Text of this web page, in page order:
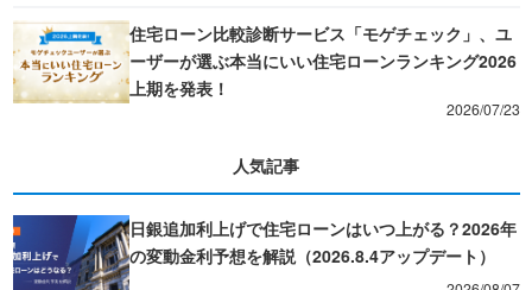
住宅ローン比較診断サービス「モゲチェック」、ユ
ーザーが選ぶ本当にいい住宅ローンランキング2026
上期を発表！
2026/07/23
人気記事
日銀追加利上げで住宅ローンはいつ上がる？2026年
の変動金利予想を解説（2026.8.4アップデート）